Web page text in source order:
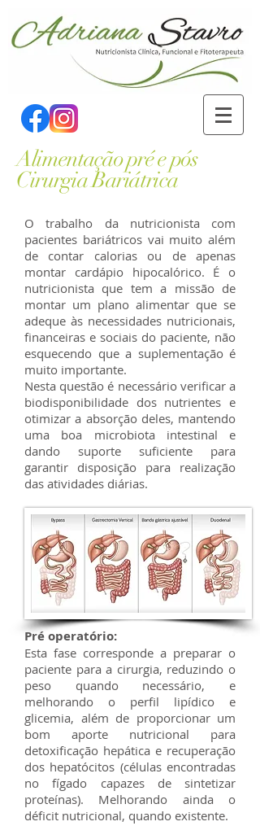
Alimentação pré e pós
Cirurgia Bariátrica
O trabalho da nutricionista com
pacientes bariátricos vai muito além
de contar calorias ou de apenas
montar cardápio hipocalórico. É o
nutricionista que tem a missão de
montar um plano alimentar que se
adeque às necessidades nutricionais,
financeiras e sociais do paciente, não
esquecendo que a suplementação é
muito importante.
Nesta questão é necessário verificar a
biodisponibilidade dos nutrientes e
otimizar a absorção deles, mantendo
uma boa microbiota intestinal e
dando suporte suficiente para
garantir disposição para realização
das atividades diárias.
Pré operatório:
Esta fase corresponde a preparar o
paciente para a cirurgia, reduzindo o
peso quando necessário, e
melhorando o perfil lipídico e
glicemia, além de proporcionar um
bom aporte nutricional para
detoxificação hepática e recuperação
dos hepatócitos (células encontradas
no fígado capazes de sintetizar
proteínas). Melhorando ainda o
déficit nutricional, quando existente.